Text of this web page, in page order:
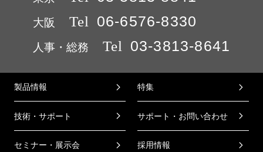
大阪 Tel 06-6576-8330
人事・総務 Tel 03-3813-8641
製品情報 特集
技術・サポート サポート・お問い合わせ
セミナー・展示会 採用情報